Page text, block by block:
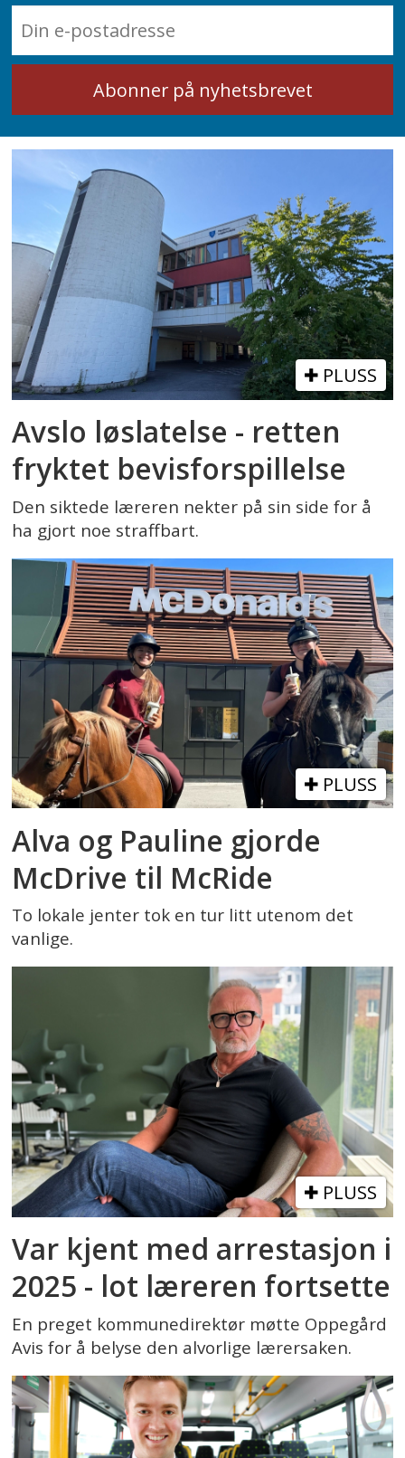
PLUSS
Avslo løslatelse - retten
fryktet bevisforspillelse
Den siktede læreren nekter på sin side for å
ha gjort noe straffbart.
PLUSS
Alva og Pauline gjorde
McDrive til McRide
To lokale jenter tok en tur litt utenom det
vanlige.
PLUSS
Var kjent med arrestasjon i
2025 - lot læreren fortsette
En preget kommunedirektør møtte Oppegård
Avis for å belyse den alvorlige lærersaken.